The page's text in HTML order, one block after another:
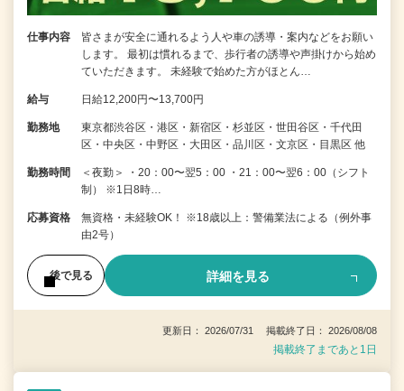
仕事内容
皆さまが安全に通れるよう人や車の誘導・案内などをお願い
します。 最初は慣れるまで、歩行者の誘導や声掛けから始め
ていただきます。 未経験で始めた方がほとん…
給与 日給12,200円〜13,700円
勤務地
東京都渋谷区・港区・新宿区・杉並区・世田谷区・千代田
区・中央区・中野区・大田区・品川区・文京区・目黒区 他
勤務時間
＜夜勤＞ ・20：00〜翌5：00 ・21：00〜翌6：00（シフト
制） ※1日8時…
応募資格
無資格・未経験OK！ ※18歳以上：警備業法による（例外事
由2号）
後で見る 詳細を見る
更新日： 2026/07/31 掲載終了日： 2026/08/08
掲載終了まであと1日